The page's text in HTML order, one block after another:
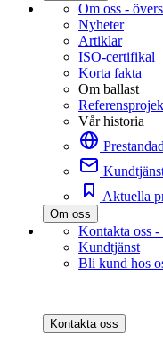
Om oss -
Nyheter
Artiklar
ISO-certifikal
Korta fakta
Om ballast
Vår historia
Aktuella
Om oss
Kontakta oss
Kundtjänst
Bli kund hos
Kontakta oss